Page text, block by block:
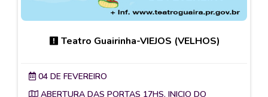
Teatro Guairinha-VIEJOS (VELHOS)
04 DE FEVEREIRO
ABERTURA DAS PORTAS 17HS. INICIO DO